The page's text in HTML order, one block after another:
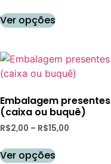
Ver opções
Embalagem presentes
(caixa ou buquê)
R$2,00 – R$15,00
Ver opções